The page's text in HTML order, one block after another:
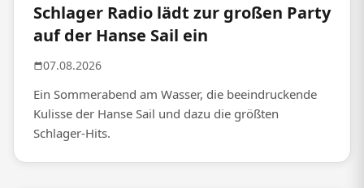
Schlager Radio lädt zur großen Party
auf der Hanse Sail ein
07.08.2026
Ein Sommerabend am Wasser, die beeindruckende
Kulisse der Hanse Sail und dazu die größten
Schlager-Hits.